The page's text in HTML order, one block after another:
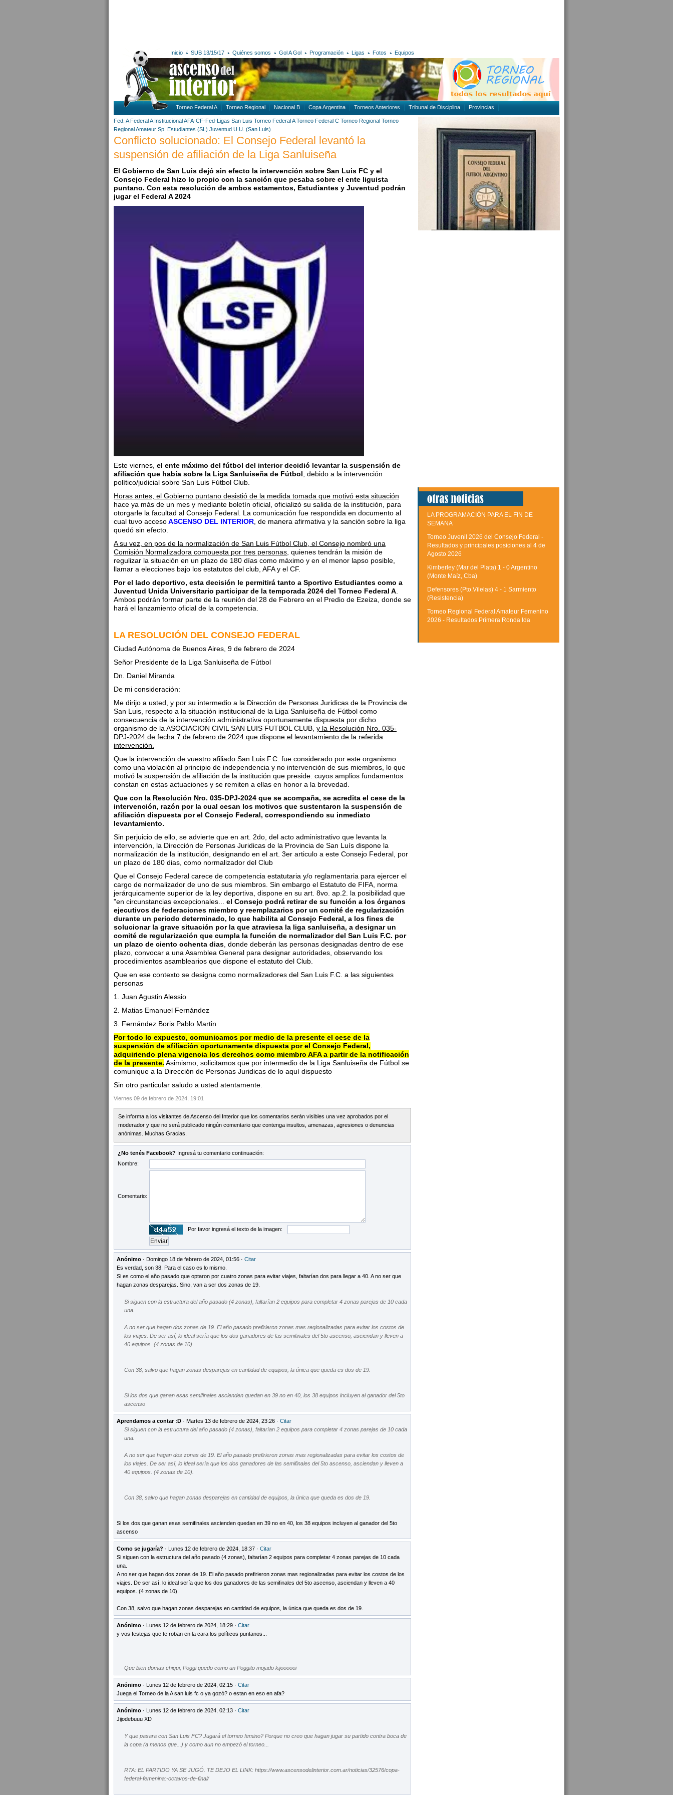
Inicio SUB 13/15/17 Quiénes somos Gol A Gol Programación Ligas Fotos Equipos
Torneo Federal A Torneo Regional Nacional B Copa Argentina Torneos Anteriores Tribunal de Disciplina Provincias
Fed. A Federal A Institucional AFA-CF-Fed-Ligas San Luis Torneo Federal A Torneo Federal C Torneo Regional Torneo
Regional Amateur Sp. Estudiantes (SL) Juventud U.U. (San Luis)
Conflicto solucionado: El Consejo Federal levantó la
suspensión de afiliación de la Liga Sanluiseña
El Gobierno de San Luis dejó sin efecto la intervención sobre San Luis FC y el
Consejo Federal hizo lo propio con la sanción que pesaba sobre el ente liguista
puntano. Con esta resolución de ambos estamentos, Estudiantes y Juventud podrán
jugar el Federal A 2024
Este viernes, el ente máximo del fútbol del interior decidió levantar la suspensión de
afiliación que había sobre la Liga Sanluiseña de Fútbol , debido a la intervención
político/judicial sobre San Luis Fútbol Club.
Horas antes, el Gobierno puntano desistió de la medida tomada que motivó esta situación
hace ya más de un mes y mediante boletín oficial, oficializó su salida de la institución, para
otorgarle la facultad al Consejo Federal. La comunicación fue respondida en documento al
cual tuvo accesoASCENSO DEL INTERIOR , de manera afirmativa y la sanción sobre la liga
quedó sin efecto.
A su vez, en pos de la normalización de San Luis Fútbol Club, el Consejo nombró una
Comisión Normalizadora compuesta por tres personas , quienes tendrán la misión de
regulizar la situación en un plazo de 180 días como máximo y en el menor lapso posible,
llamar a elecciones bajo los estatutos del club, AFA y el CF.
Por el lado deportivo, esta decisión le permitirá tanto a Sportivo Estudiantes como a
Juventud Unida Universitario participar de la temporada 2024 del Torneo Federal A
Ambos podrán formar parte de la reunión del 28 de Febrero en el Predio de Ezeiza, donde se
hará el lanzamiento oficial de la competencia.
LA RESOLUCIÓN DEL CONSEJO FEDERAL
Ciudad Autónoma de Buenos Aires, 9 de febrero de 2024
Señor Presidente de la Liga Sanluiseña de Fútbol
Dn. Daniel Miranda
De mi consideración:
Me dirijo a usted, y por su intermedio a la Dirección de Personas Juridicas de la Provincia de
San Luis, respecto a la situación institucional de la Liga Sanluiseña de Fútbol como
consecuencia de la intervención administrativa oportunamente dispuesta por dicho
organismo de la ASOCIACION CIVIL SAN LUIS FUTBOL CLUB, y la Resolución Nro. 035-
DPJ-2024 de fecha 7 de febrero de 2024 que dispone el levantamiento de la referida
intervención.
Que la intervención de vuestro afiliado San Luis F.C. fue considerado por este organismo
como una violación al principio de independencia y no intervención de sus miembros, lo que
motivó la suspensión de afiliación de la institución que preside. cuyos amplios fundamentos
constan en estas actuaciones y se remiten a ellas en honor a la brevedad.
Que con la Resolución Nro. 035-DPJ-2024 que se acompaña, se acredita el cese de la
intervención, razón por la cual cesan los motivos que sustentaron la suspensión de
afiliación dispuesta por el Consejo Federal, correspondiendo su inmediato
levantamiento.
Sin perjuicio de ello, se advierte que en art. 2do, del acto administrativo que levanta la
intervención, la Dirección de Personas Juridicas de la Provincia de San Luís dispone la
normalización de la institución, designando en el art. 3er articulo a este Consejo Federal, por
un plazo de 180 dias, como normalizador del Club
Que el Consejo Federal carece de competencia estatutaria y/o reglamentaria para ejercer el
cargo de normalizador de uno de sus miembros. Sin embargo el Estatuto de FIFA, norma
jerárquicamente superior de la ley deportiva, dispone en su art. 8vo. ap.2. la posibilidad que
"en circunstancias excepcionales... el Consejo podrá retirar de su función a los órganos
ejecutivos de federaciones miembro y reemplazarios por un comité de regularización
durante un periodo determinado, lo que habilita al Consejo Federal, a los fines de
solucionar la grave situación por la que atraviesa la liga sanluiseña, a designar un
comité de regularización que cumpla la función de normalizador del San Luis F.C. por
un plazo de ciento ochenta dias , donde deberán las personas designadas dentro de ese
plazo, convocar a una Asamblea General para designar autoridades, observando los
procedimientos asamblearios que dispone el estatuto del Club.
Que en ese contexto se designa como normalizadores del San Luis F.C. a las siguientes
personas
1. Juan Agustin Alessio
2. Matias Emanuel Fernández
3. Fernández Boris Pablo Martin
Por todo lo expuesto, comunicamos por medio de la presente el cese de la
suspensión de afiliación oportunamente dispuesta por el Consejo Federal,
adquiriendo plena vigencia los derechos como miembro AFA a partir de la notificación
de la presente. Asimismo, solicitamos que por intermedio de la Liga Sanluiseña de Fútbol se
comunique a la Dirección de Personas Juridicas de lo aquí dispuesto
Sin otro particular saludo a usted atentamente.
Viernes 09 de febrero de 2024, 19:01
Se informa a los visitantes de Ascenso del Interior que los comentarios serán visibles una vez aprobados por el
moderador y que no será publicado ningún comentario que contenga insultos, amenazas, agresiones o denuncias
anónimas. Muchas Gracias.
¿No tenés Facebook? Ingresá tu comentario continuación:
Nombre:
Comentario:
Por favor ingresá el texto de la imagen:
Anónimo · Domingo 18 de febrero de 2024, 01:56 · Citar
Es verdad, son 38. Para el caso es lo mismo.
Si es como el año pasado que optaron por cuatro zonas para evitar viajes, faltarían dos para llegar a 40. A no ser que
hagan zonas desparejas. Sino, van a ser dos zonas de 19.
Si siguen con la estructura del año pasado (4 zonas), faltarían 2 equipos para completar 4 zonas parejas de 10 cada
una.
A no ser que hagan dos zonas de 19. El año pasado prefirieron zonas mas regionalizadas para evitar los costos de
los viajes. De ser así, lo ideal sería que los dos ganadores de las semifinales del 5to ascenso, asciendan y lleven a
40 equipos. (4 zonas de 10).
Con 38, salvo que hagan zonas desparejas en cantidad de equipos, la única que queda es dos de 19.
Si los dos que ganan esas semifinales ascienden quedan en 39 no en 40, los 38 equipos incluyen al ganador del 5to
ascenso
Aprendamos a contar :D · Martes 13 de febrero de 2024, 23:26 · Citar
Si siguen con la estructura del año pasado (4 zonas), faltarían 2 equipos para completar 4 zonas parejas de 10 cada
una.
A no ser que hagan dos zonas de 19. El año pasado prefirieron zonas mas regionalizadas para evitar los costos de
los viajes. De ser así, lo ideal sería que los dos ganadores de las semifinales del 5to ascenso, asciendan y lleven a
40 equipos. (4 zonas de 10).
Con 38, salvo que hagan zonas desparejas en cantidad de equipos, la única que queda es dos de 19.
Si los dos que ganan esas semifinales ascienden quedan en 39 no en 40, los 38 equipos incluyen al ganador del 5to
ascenso
Como se jugaría? · Lunes 12 de febrero de 2024, 18:37 · Citar
Si siguen con la estructura del año pasado (4 zonas), faltarían 2 equipos para completar 4 zonas parejas de 10 cada
una.
A no ser que hagan dos zonas de 19. El año pasado prefirieron zonas mas regionalizadas para evitar los costos de los
viajes. De ser así, lo ideal sería que los dos ganadores de las semifinales del 5to ascenso, asciendan y lleven a 40
equipos. (4 zonas de 10).
Con 38, salvo que hagan zonas desparejas en cantidad de equipos, la única que queda es dos de 19.
Anónimo · Lunes 12 de febrero de 2024, 18:29 · Citar
y vos festejas que te roban en la cara los políticos puntanos...
Que bien domas chiqui, Poggi quedo como un Poggito mojado kijoooooi
Anónimo · Lunes 12 de febrero de 2024, 02:15 · Citar
Juega el Torneo de la A san luis fc o ya gozó? o estan en eso en afa?
Anónimo · Lunes 12 de febrero de 2024, 02:13 · Citar
Jijodebuuu XD
Y que pasara con San Luis FC? Jugará el torneo femino? Porque no creo que hagan jugar su partido contra boca de
la copa (a menos que...) y como aun no empezó el torneo...
RTA: EL PARTIDO YA SE JUGÓ. TE DEJO EL LINK: https://www.ascensodelinterior.com.ar/noticias/32576/copa-
federal-femenina:-octavos-de-final/
LA PROGRAMACIÓN PARA EL FIN DE
SEMANA
Torneo Juvenil 2026 del Consejo Federal -
Resultados y principales posiciones al 4 de
Agosto 2026
Kimberley (Mar del Plata) 1 - 0 Argentino
(Monte Maíz, Cba)
Defensores (Pto.Vilelas) 4 - 1 Sarmiento
(Resistencia)
Torneo Regional Federal Amateur Femenino
2026 - Resultados Primera Ronda Ida